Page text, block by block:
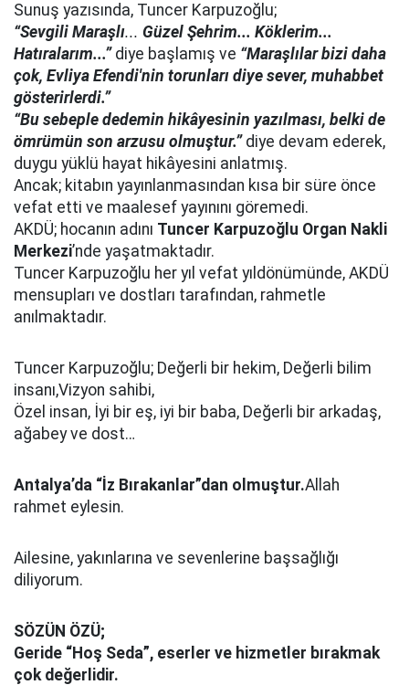
Sunuş yazısında, Tuncer Karpuzoğlu;
“Sevgili Maraşlı... Güzel Şehrim... Köklerim...
Hatıralarım...”diye başlamış ve “Maraşlılar bizi daha
çok, Evliya Efendi'nin torunları diye sever, muhabbet
gösterirlerdi.”
“Bu sebeple dedemin hikâyesinin yazılması, belki de
ömrümün son arzusu olmuştur.”diye devam ederek,
duygu yüklü hayat hikâyesini anlatmış.
Ancak; kitabın yayınlanmasından kısa bir süre önce
vefat etti ve maalesef yayınını göremedi.
AKDÜ; hocanın adını Tuncer Karpuzoğlu Organ Nakli
Merkezi’nde yaşatmaktadır.
Tuncer Karpuzoğlu her yıl vefat yıldönümünde, AKDÜ
mensupları ve dostları tarafından, rahmetle
anılmaktadır.
Tuncer Karpuzoğlu; Değerli bir hekim, Değerli bilim
insanı,Vizyon sahibi,
Özel insan, İyi bir eş, iyi bir baba, Değerli bir arkadaş,
ağabey ve dost…
Antalya’da “İz Bırakanlar”dan olmuştur.Allah
rahmet eylesin.
Ailesine, yakınlarına ve sevenlerine başsağlığı
diliyorum.
SÖZÜN ÖZÜ;
Geride “Hoş Seda”, eserler ve hizmetler bırakmak
çok değerlidir.